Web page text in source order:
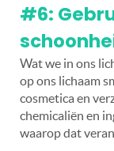
#6:
Wat we in ons
op ons lichaam
cosmetica en
chemicaliën en
waarop dat